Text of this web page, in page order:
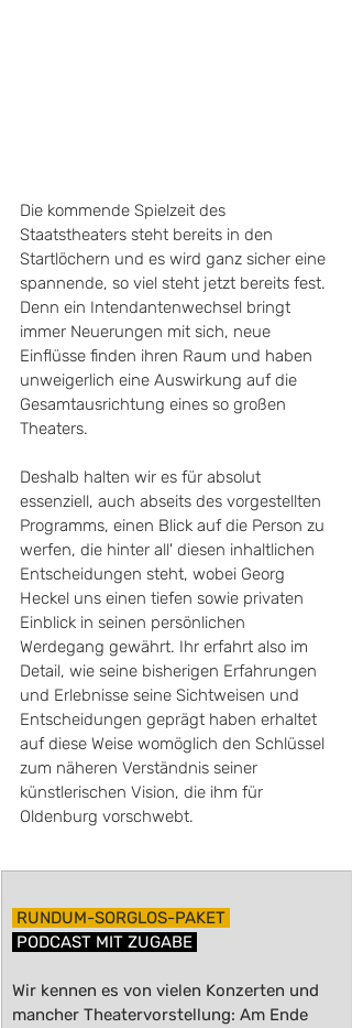
Die kommende Spielzeit des
Staatstheaters steht bereits in den
Startlöchern und es wird ganz sicher eine
spannende, so viel steht jetzt bereits fest.
Denn ein Intendantenwechsel bringt
immer Neuerungen mit sich, neue
Einflüsse finden ihren Raum und haben
unweigerlich eine Auswirkung auf die
Gesamtausrichtung eines so großen
Theaters.
Deshalb halten wir es für absolut
essenziell, auch abseits des vorgestellten
Programms, einen Blick auf die Person zu
werfen, die hinter all' diesen inhaltlichen
Entscheidungen steht, wobei Georg
Heckel uns einen tiefen sowie privaten
Einblick in seinen persönlichen
Werdegang gewährt. Ihr erfahrt also im
Detail, wie seine bisherigen Erfahrungen
und Erlebnisse seine Sichtweisen und
Entscheidungen geprägt haben erhaltet
auf diese Weise womöglich den Schlüssel
zum näheren Verständnis seiner
künstlerischen Vision, die ihm für
Oldenburg vorschwebt.
RUNDUM-SORGLOS-PAKET
PODCAST MIT ZUGABE
Wir kennen es von vielen Konzerten und
mancher Theatervorstellung: Am Ende